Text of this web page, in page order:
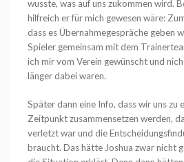
wusste, was auf uns zukommen wird.
hilfreich er für mich gewesen wäre:
dass es Übernahmegespräche geben
Spieler gemeinsam mit dem
ich mir vom Verein gewünscht und
länger dabei waren.
Später dann eine Info, dass wir uns zu
Zeitpunkt zusammensetzen werden,
verletzt war und die
braucht. Das hätte Joshua zwar nicht